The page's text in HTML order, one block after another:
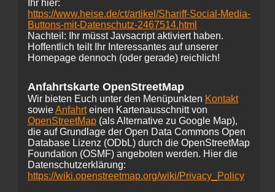
Ihr hier:
https://www.heise.de/ct/artikel/Shariff-Social-Media-
Buttons-mit-Datenschutz-2467514.html
Nachteil: Ihr müsst Javsacript aktiviert haben.
Hoffentlich teilt Ihr Interessantes auf unserer
Homepage dennoch (oder gerade) reichlich!
Anfahrtskarte OpenStreetMap
Wir bieten Euch unter den Menüpunkten Kontakt
sowieAnfahrteinen Kartenausschnitt von
OpenStreetMap (als Alternative zu Google Map),
die auf Grundlage der Open Data Commons Open
Database Lizenz (ODbL) durch die OpenStreetMap
Foundation (OSMF) angeboten werden. Hier die
Datenschutzerklärung:
https://wiki.openstreetmap.org/wiki/Privacy_Policy